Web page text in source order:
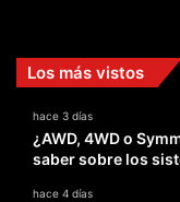
Los más vistos
hace 3 días
¿AWD, 4WD o
saber sobre los
hace 4 días